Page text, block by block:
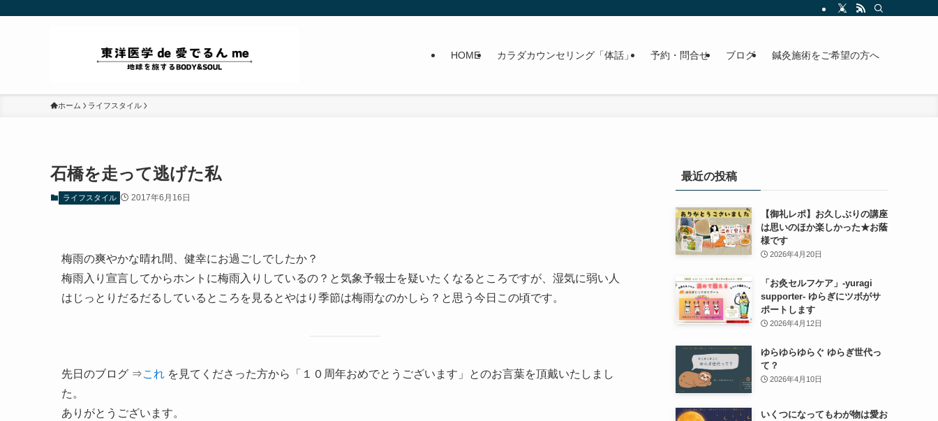
HOME カラダカウンセリング「体話」 予約・問合せ ブログ 鍼灸施術をご希望の方へ
ホーム ライフスタイル
石橋を走って逃げた私
ライフスタイル 2017年6月16日
梅雨の爽やかな晴れ間、健幸にお過ごしでしたか？
梅雨入り宣言してからホントに梅雨入りしているの？と気象予報士を疑いたくなるところですが、湿気に弱い人
はじっとりだるだるしているところを見るとやはり季節は梅雨なのかしら？と思う今日この頃です。
先日のブログ ⇒これ を見てくださった方から「１０周年おめでとうございます」とのお言葉を頂戴いたしまし
た。
ありがとうございます。
最近の投稿
【御礼レポ】お久しぶりの講座
は思いのほか楽しかった★お蔭
様です
2026年4月20日
「お灸セルフケア」-yuragi
supporter- ゆらぎにツボがサ
ポートします
2026年4月12日
ゆらゆらゆらぐ ゆらぎ世代っ
て？
2026年4月10日
いくつになってもわが物は愛お